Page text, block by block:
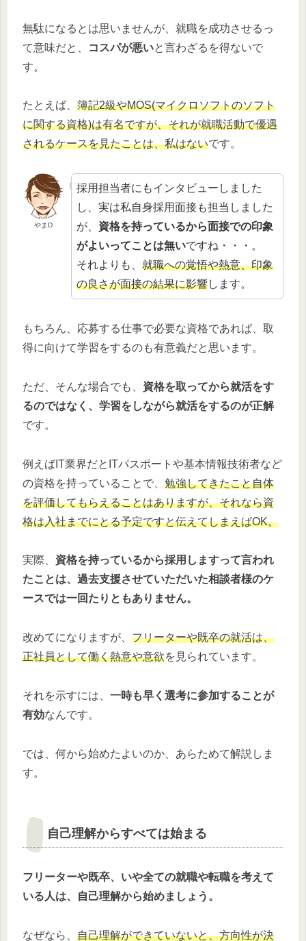
無駄になるとは思いませんが、就職を成功させるっ
て意味だと、
コスパが悪いと言わざるを得ないで
す。
たとえば、 簿記2級やMOS(マイクロソフトのソフト
に関する資格)は有名ですが、それが就職活動で優遇
されるケースを見たことは、私はないです。
やまD
採用担当者にもインタビューしました
し、実は私自身採用面接も担当しました
が、 資格を持っているから面接での印象
がよいってことは無いですね・・・。
それよりも、就職への覚悟や熱意、印象
の良さが面接の結果に影響します。
もちろん、応募する仕事で必要な資格であれば、取
得に向けて学習をするのも有意義だと思います。
ただ、そんな場合でも、 資格を取ってから就活をす
るのではなく、学習をしながら就活をするのが正解
です。
例えばIT業界だとITパスポートや基本情報技術者など
の資格を持っていることで、 勉強してきたこと自体
を評価してもらえることはありますが、それなら資
格は入社までにとる予定ですと伝えてしまえばOK。
実際、 資格を持っているから採用しますって言われ
たことは、過去支援させていただいた相談者様のケ
ースでは一回たりともありません。
改めてになりますが、 フリーターや既卒の就活は、
正社員として働く熱意や意欲を見られています。
それを示すには、 一時も早く選考に参加することが
有効なんです。
では、何から始めたよいのか、あらためて解説しま
す。
自己理解からすべては始まる
フリーターや既卒、いや全ての就職や転職を考えて
いる人は、自己理解から始めましょう。
なぜなら、 自己理解ができていないと、方向性が決